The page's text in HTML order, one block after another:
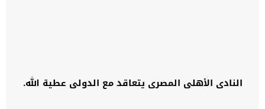
النادي الأهلي المصري يتعاقد مع الدولي عطية الله.